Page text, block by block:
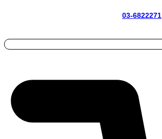
03-6822271